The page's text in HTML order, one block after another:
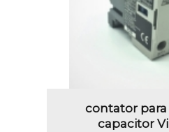
contator
capacitor